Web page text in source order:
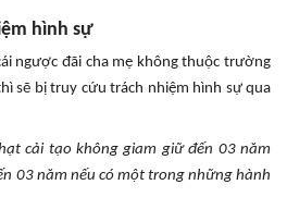
hình sự
ngược đãi cha mẹ không thuộc trường
sẽ bị truy cứu trách nhiệm hình sự qua
cải tạo không giam giữ đến 03 năm
03 năm nếu có một trong những hành